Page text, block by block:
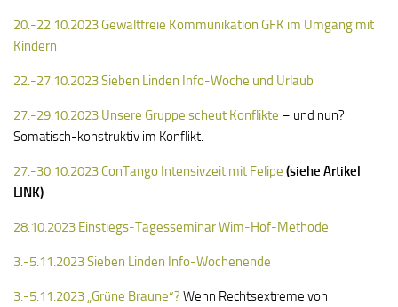
20.-22.10.2023 Gewaltfreie Kommunikation GFK im Umgang mit
Kindern
22.-27.10.2023 Sieben Linden Info-Woche und Urlaub
27.-29.10.2023 Unsere Gruppe scheut Konflikte – und nun?
Somatisch-konstruktiv im Konflikt.
27.-30.10.2023 ConTango Intensivzeit mit Felipe (siehe Artikel
LINK)
28.10.2023 Einstiegs-Tagesseminar Wim-Hof-Methode
3.-5.11.2023 Sieben Linden Info-Wochenende
3.-5.11.2023 „Grüne Braune“? Wenn Rechtsextreme von